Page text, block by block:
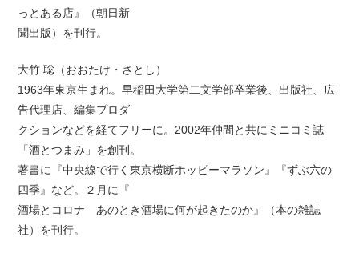
っとある店』（朝日新
聞出版）を刊行。
大竹 聡（おおたけ・さとし）
1963年東京生まれ。早稲田大学第二文学部卒業後、出版社、広
告代理店、編集プロダ
クションなどを経てフリーに。2002年仲間と共にミニコミ誌
「酒とつまみ」を創刊。
著書に『中央線で行く東京横断ホッピーマラソン』『ずぶ六の
四季』など。２月に『
酒場とコロナ あのとき酒場に何が起きたのか』（本の雑誌
社）を刊行。